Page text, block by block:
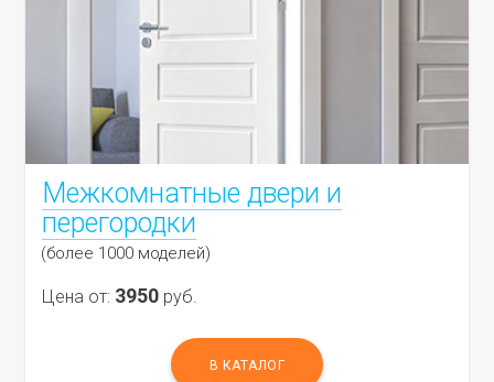
Межкомнатные двери и
перегородки
(более 1000 моделей)
Цена от: 3950 руб.
В КАТАЛОГ